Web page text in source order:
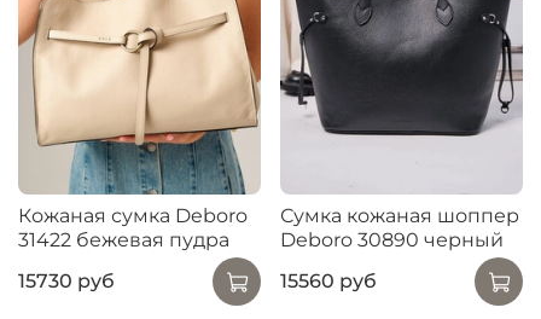
Кожаная сумка Deboro
31422 бежевая пудра
15730 руб
Сумка кожаная шоппер
Deboro 30890 черный
15560 руб